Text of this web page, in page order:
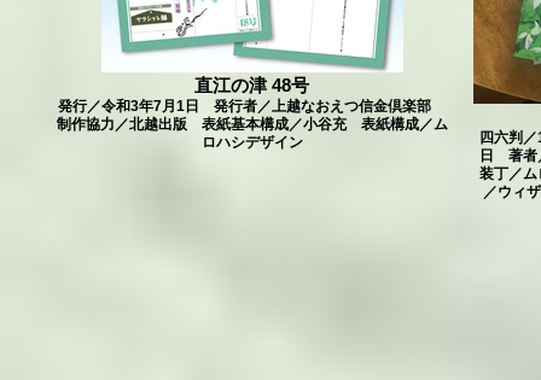
直江の津 48号
発行／令和3年7月1日 発行者／上越なおえつ信金倶楽部
制作協力／北越出版 表紙基本構成／小谷充 表紙構成／ム
ロハシデザイン
四六判
日 著者
装丁／
／ウィ